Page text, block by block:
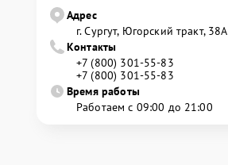
Адрес
г. Сургут, Югорский тракт, 38А
Контакты
+7 (800) 301-55-83
+7 (800) 301-55-83
Время работы
Работаем с 09:00 до 21:00